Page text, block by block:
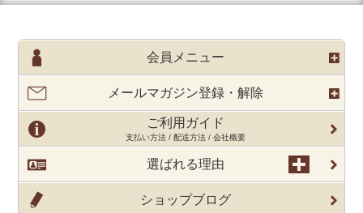
会員メニュー
メールマガジン登録・解除
ご利用ガイド
支払い方法 / 配送方法 / 会社概要
選ばれる理由
ショップブログ